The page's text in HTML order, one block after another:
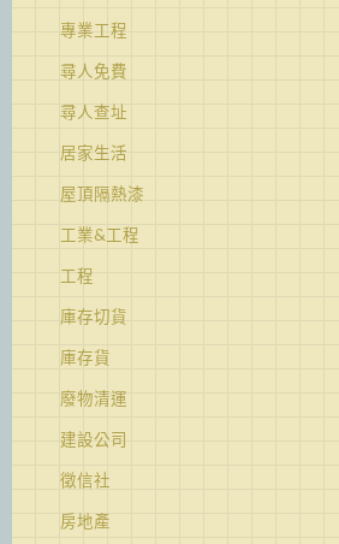
專業工程
尋人免費
尋人查址
居家生活
屋頂隔熱漆
工業&工程
工程
庫存切貨
庫存貨
廢物清運
建設公司
徵信社
房地產